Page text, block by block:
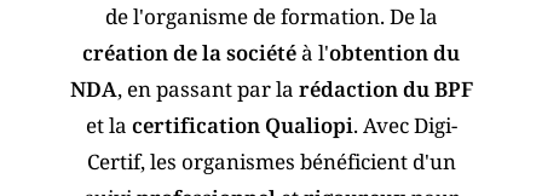
de l'organisme de formation. De la
création de la sociétéà l'obtention du
NDA, en passant par la rédaction du BPF
et la certification Qualiopi. Avec Digi-
Certif, les organismes bénéficient d'un